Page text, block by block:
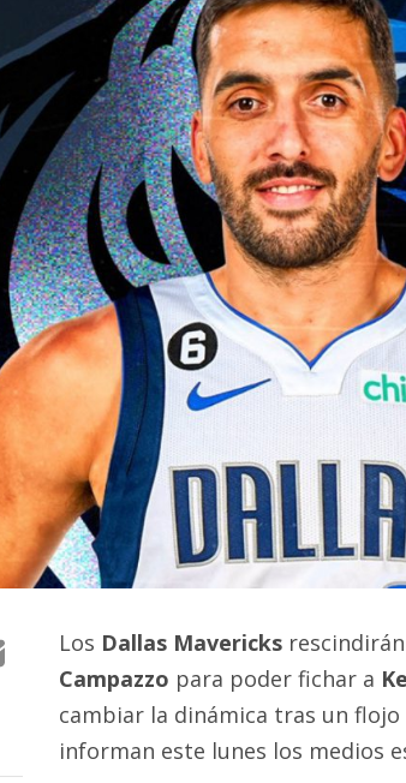
Los Dallas Mavericks
Campazzo para poder fichar a
cambiar la dinámica tras un
informan este lunes los medios